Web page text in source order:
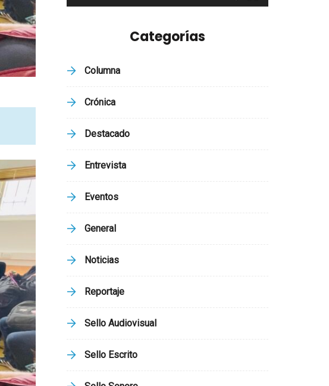
Categorías
Columna
Crónica
Destacado
Entrevista
Eventos
General
Noticias
Reportaje
Sello Audiovisual
Sello Escrito